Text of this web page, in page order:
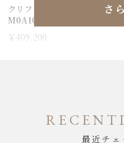
クリフトンボーマティック
M0A10699
￥409,200
さ
最近チェ